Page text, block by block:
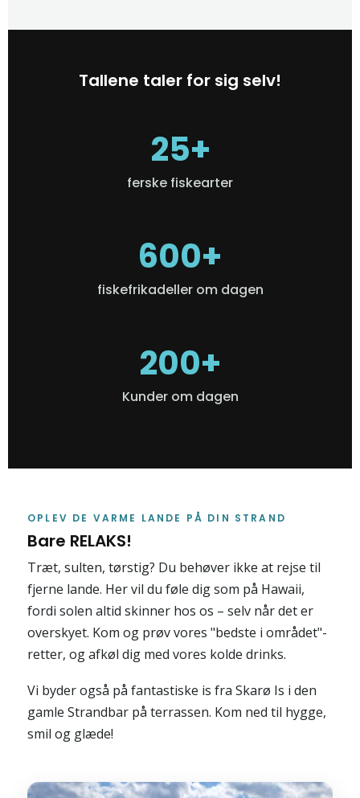
Tallene taler for sig selv!
25+
ferske fiskearter
600+
fiskefrikadeller om dagen
200+
Kunder om dagen
OPLEV DE VARME LANDE PÅ DIN STRAND
Bare RELAKS!
Træt, sulten, tørstig? Du behøver ikke at rejse til
fjerne lande. Her vil du føle dig som på Hawaii,
fordi solen altid skinner hos os – selv når det er
overskyet. Kom og prøv vores "bedste i området"-
retter, og afkøl dig med vores kolde drinks.
Vi byder også på fantastiske is fra Skarø Is i den
gamle Strandbar på terrassen. Kom ned til hygge,
smil og glæde!